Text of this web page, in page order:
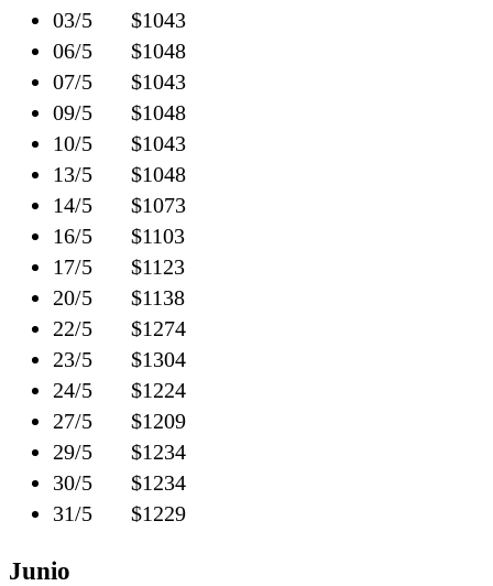
03/5 $1043
06/5 $1048
07/5 $1043
09/5 $1048
10/5 $1043
13/5 $1048
14/5 $1073
16/5 $1103
17/5 $1123
20/5 $1138
22/5 $1274
23/5 $1304
24/5 $1224
27/5 $1209
29/5 $1234
30/5 $1234
31/5 $1229
Junio